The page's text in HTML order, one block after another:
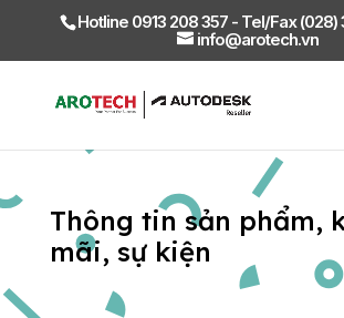
Hotline 0913 208 357 - Tel/Fax
info@arotech.vn
Thông tin sản phẩm,
mãi, sự kiện